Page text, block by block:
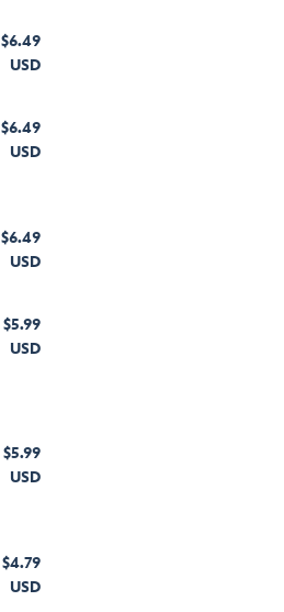
$6.49
USD
$6.49
USD
$6.49
USD
$5.99
USD
$5.99
USD
$4.79
USD